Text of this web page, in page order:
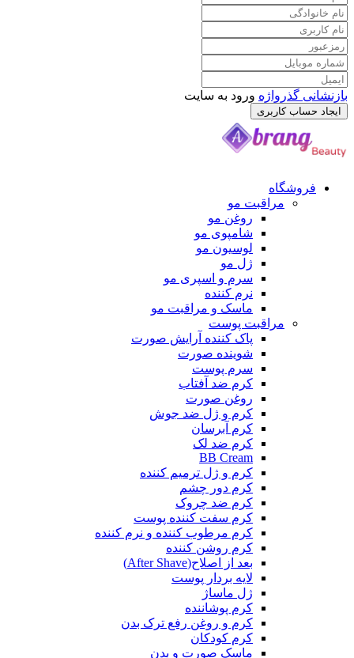
گذرواژه ورود به سایت
کاربری
مراقبت مو
روغن مو
شامپوی مو
لوسیون مو
سرم و اسپری مو
نرم کننده
ماسک و مراقبت مو
مراقبت پوست
پاک کننده آرایش صورت
شوینده صورت
سرم پوست
کرم ضد آفتاب
روغن صورت
کرم و ژل ضد جوش
کرم آبرسان
کرم ضد لک
BB Cream
کرم و ژل ترمیم کننده
کرم دور چشم
کرم ضد چروک
کرم سفت کننده پوست
کرم مرطوب کننده و نرم کننده
کرم روشن کننده
بعد از اصلاح(After Shave)
لایه بردار پوست
ژل ماساژ
کرم پوشاننده
کرم و روغن رفع ترک بدن
کرم کودکان
ماسک صورت و بدن